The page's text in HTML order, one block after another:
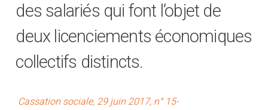
des salariés qui font l’objet de
deux licenciements économiques
collectifs distincts.
Cassation sociale, 29 juin 2017, n° 15-